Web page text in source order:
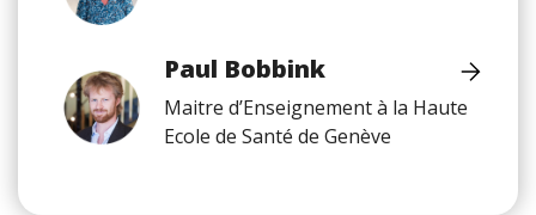
Paul Bobbink
Maitre d’Enseignement à la Haute
Ecole de Santé de Genève